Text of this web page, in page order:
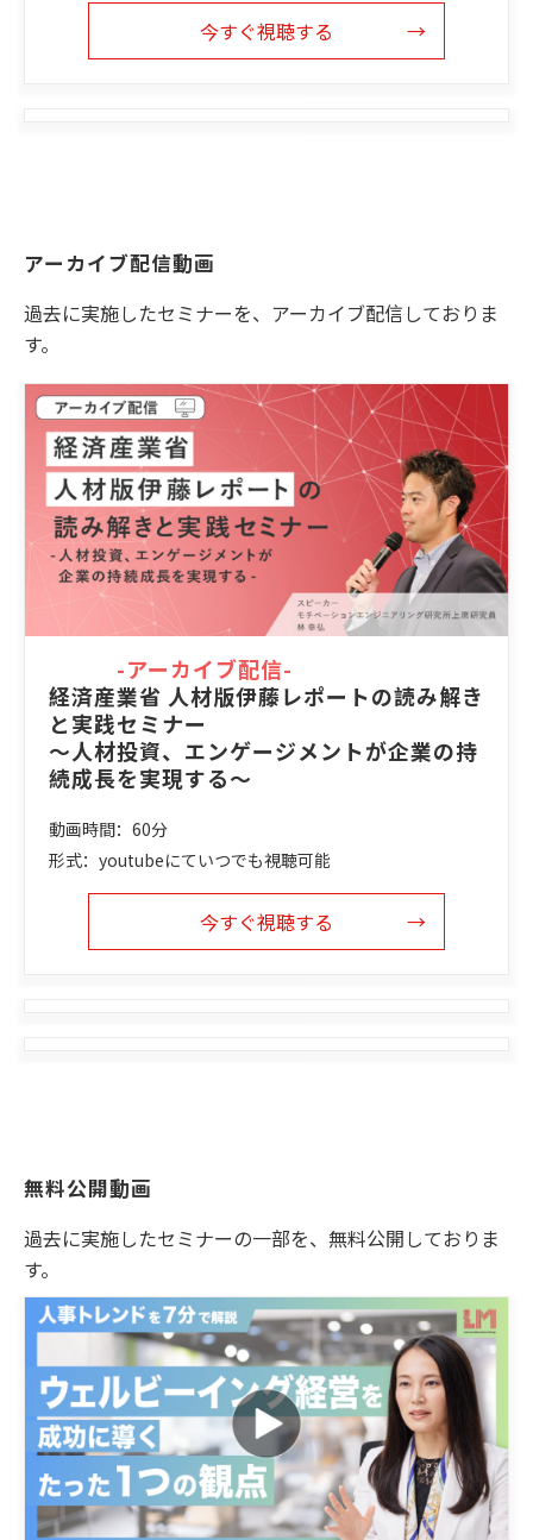
今すぐ視聴する
アーカイブ配信動画
過去に実施したセミナーを、アーカイブ配信しておりま
す。
-アーカイブ配信-
経済産業省 人材版伊藤レポートの読み解き
と実践セミナー
～人材投資、エンゲージメントが企業の持
続成長を実現する～
動画時間：60分
形式：youtubeにていつでも視聴可能
今すぐ視聴する
無料公開動画
過去に実施したセミナーの一部を、無料公開しておりま
す。